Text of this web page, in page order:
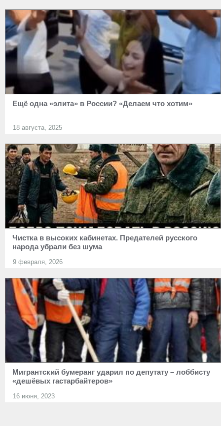
Ещё одна «элита» в России? «Делаем что хотим»
18 августа, 2025
Чистка в высоких кабинетах. Предателей русского
народа убрали без шума
9 февраля, 2026
Мигрантский бумеранг ударил по депутату – лоббисту
«дешёвых гастарбайтеров»
16 июня, 2023